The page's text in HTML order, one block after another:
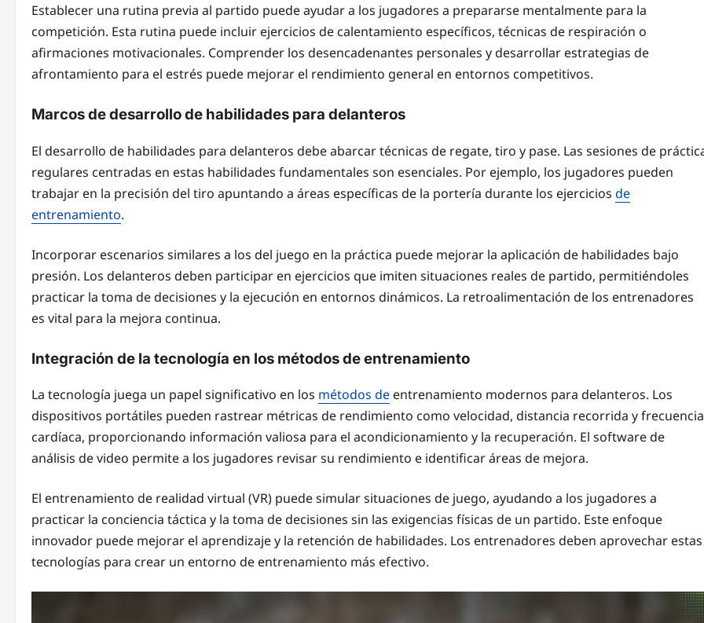
Establecer una rutina previa al partido puede ayudar a los jugadores a prepararse mentalmente para la
competición. Esta rutina puede incluir ejercicios de calentamiento específicos, técnicas de respiración o
afirmaciones motivacionales. Comprender los desencadenantes personales y desarrollar estrategias de
afrontamiento para el estrés puede mejorar el rendimiento general en entornos competitivos.
Marcos de desarrollo de habilidades para delanteros
El desarrollo de habilidades para delanteros debe abarcar técnicas de regate, tiro y pase. Las sesiones de
regulares centradas en estas habilidades fundamentales son esenciales. Por ejemplo, los jugadores pueden
trabajar en la precisión del tiro apuntando a áreas específicas de la portería durante los ejercicios de
entrenamiento.
Incorporar escenarios similares a los del juego en la práctica puede mejorar la aplicación de habilidades bajo
presión. Los delanteros deben participar en ejercicios que imiten situaciones reales de partido, permitiéndoles
practicar la toma de decisiones y la ejecución en entornos dinámicos. La retroalimentación de los entrenadores
es vital para la mejora continua.
Integración de la tecnología en los métodos de entrenamiento
La tecnología juega un papel significativo en los métodos de entrenamiento modernos para delanteros. Los
dispositivos portátiles pueden rastrear métricas de rendimiento como velocidad, distancia recorrida y frecuencia
cardíaca, proporcionando información valiosa para el acondicionamiento y la recuperación. El software de
análisis de video permite a los jugadores revisar su rendimiento e identificar áreas de mejora.
El entrenamiento de realidad virtual (VR) puede simular situaciones de juego, ayudando a los jugadores a
practicar la conciencia táctica y la toma de decisiones sin las exigencias físicas de un partido. Este enfoque
innovador puede mejorar el aprendizaje y la retención de habilidades. Los entrenadores deben aprovechar estas
tecnologías para crear un entorno de entrenamiento más efectivo.